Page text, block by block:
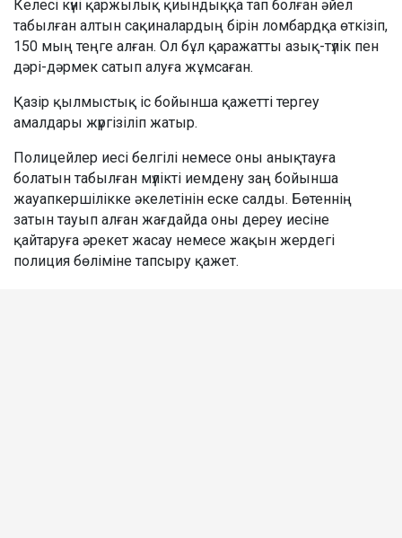
Келесі күні қаржылық қиындыққа тап болған әйел
табылған алтын сақиналардың бірін ломбардқа өткізіп,
150 мың теңге алған. Ол бұл қаражатты азық-түлік пен
дәрі-дәрмек сатып алуға жұмсаған.
Қазір қылмыстық іс бойынша қажетті тергеу
амалдары жүргізіліп жатыр.
Полицейлер иесі белгілі немесе оны анықтауға
болатын табылған мүлікті иемдену заң бойынша
жауапкершілікке әкелетінін еске салды. Бөтеннің
затын тауып алған жағдайда оны дереу иесіне
қайтаруға әрекет жасау немесе жақын жердегі
полиция бөліміне тапсыру қажет.